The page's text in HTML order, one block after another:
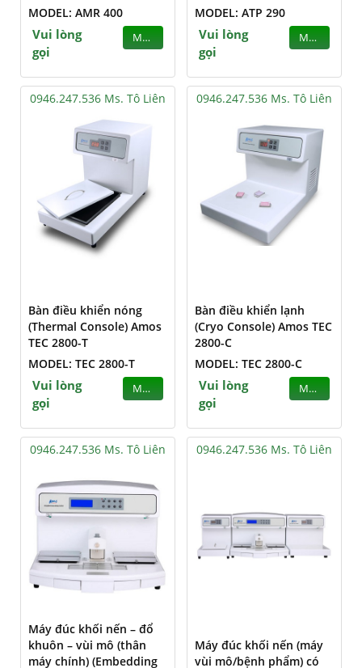
MODEL: AMR 400
Vui lòng
gọi
MUA
MODEL: ATP 290
Vui lòng
gọi
MUA
0946.247.536 Ms. Tô Liên
Bàn điều khiển nóng
(Thermal Console) Amos
TEC 2800-T
MODEL: TEC 2800-T
Vui lòng
gọi
MUA
0946.247.536 Ms. Tô Liên
Bàn điều khiển lạnh
(Cryo Console) Amos TEC
2800-C
MODEL: TEC 2800-C
Vui lòng
gọi
MUA
0946.247.536 Ms. Tô Liên
Máy đúc khối nến – đổ
khuôn – vùi mô (thân
máy chính) (Embedding
0946.247.536 Ms. Tô Liên
Máy đúc khối nến (máy
vùi mô/bệnh phẩm) có